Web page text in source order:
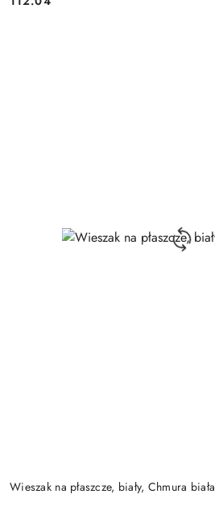
Cena:
Wieszak na płaszcze, biały, Chmura biała